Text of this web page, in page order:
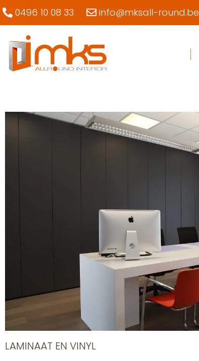
0496 10 08 33 info@mksall-round.be
LAMINAAT EN VINYL